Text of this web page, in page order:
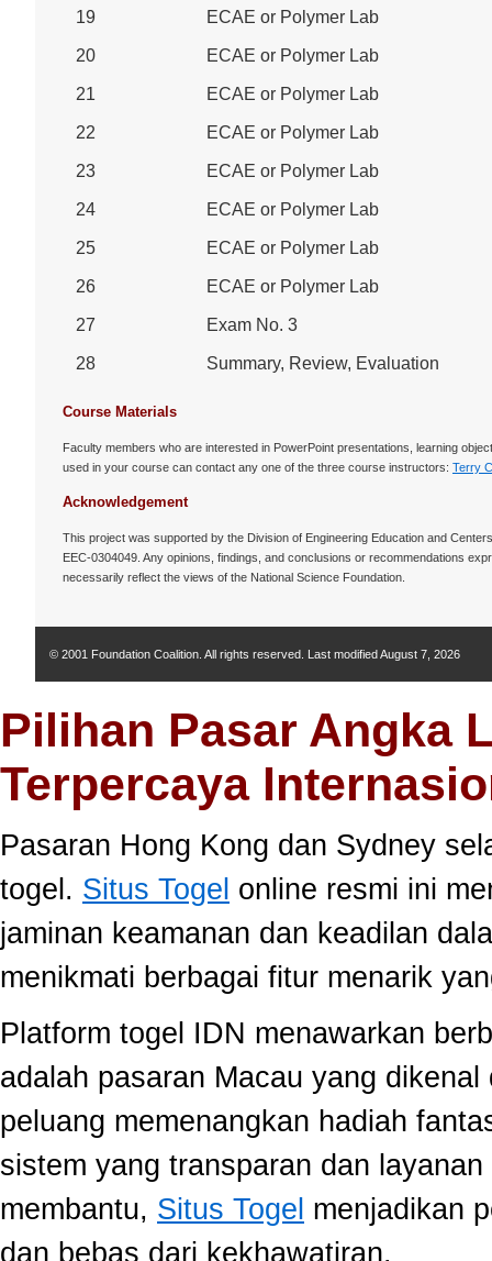
19 ECAE or Polymer Lab
20 ECAE or Polymer Lab
21 ECAE or Polymer Lab
22 ECAE or Polymer Lab
23 ECAE or Polymer Lab
24 ECAE or Polymer Lab
25 ECAE or Polymer Lab
26 ECAE or Polymer Lab
27 Exam No. 3
28 Summary, Review, Evaluation
Course Materials
Faculty members who are interested in PowerPoint presentations, learning
used in your course can contact any one of the three course instructors: Terry
Acknowledgement
This project was supported by the Division of Engineering Education and
EEC-0304049. Any opinions, findings, and conclusions or recommendations
necessarily reflect the views of the National Science Foundation.
© 2001 Foundation Coalition. All rights reserved. Last modifiedAugust 7, 2026
Pilihan Pasar Angka
Terpercaya
Pasaran Hong Kong dan Sydney
togel. Situs Togel online resmi ini
jaminan keamanan dan keadilan
menikmati berbagai fitur menarik
Platform togel IDN menawarkan
adalah pasaran Macau yang
peluang memenangkan hadiah
sistem yang transparan dan
membantu, Situs Togel menjadikan
dan bebas dari kekhawatiran.